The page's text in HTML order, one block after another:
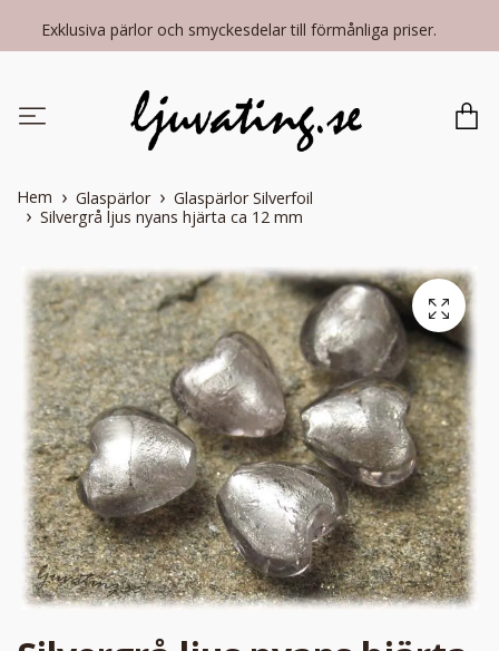
Exklusiva pärlor och smyckesdelar till förmånliga priser.
Hem Glaspärlor
Glaspärlor Silverfoil
Silvergrå ljus nyans hjärta ca 12 mm